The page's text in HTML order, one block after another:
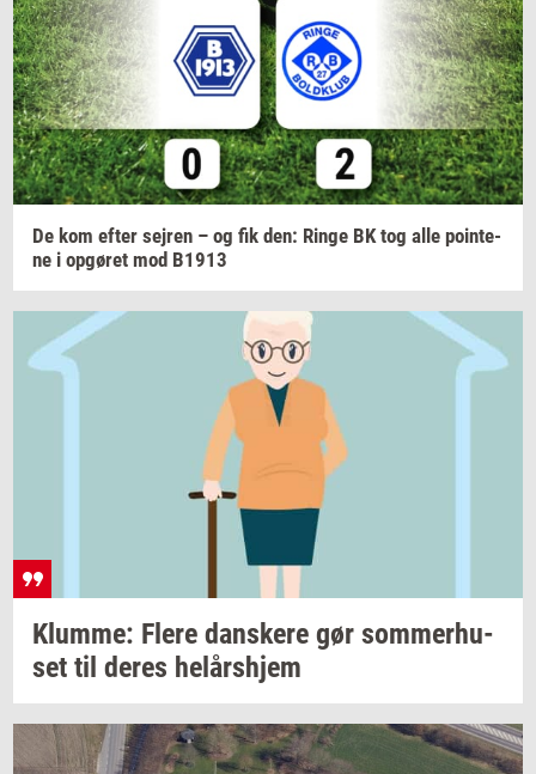
De kom efter sej­ren – og fik den: Ringe BK tog alle po­in­te­
ne i op­gø­ret mod B1913
Klum­me: Flere dan­ske­re gør som­mer­hu­
set til deres helårs­hjem